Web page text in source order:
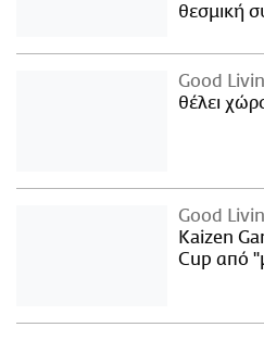
θεσμική
Good
θέλει
Good
Kaizen
Cup από